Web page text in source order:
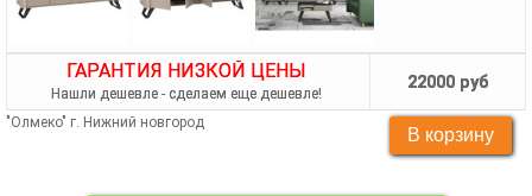
ГАРАНТИЯ НИЗКОЙ ЦЕНЫ
Нашли дешевле - сделаем еще дешевле!
22000 руб
"Олмеко" г. Нижний новгород